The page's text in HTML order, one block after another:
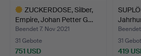
ZUCKERDOSE, Silber,
Empire, Johan Petter G…
Beendet 7. Nov 2021
31 Gebote
751 USD
31
419